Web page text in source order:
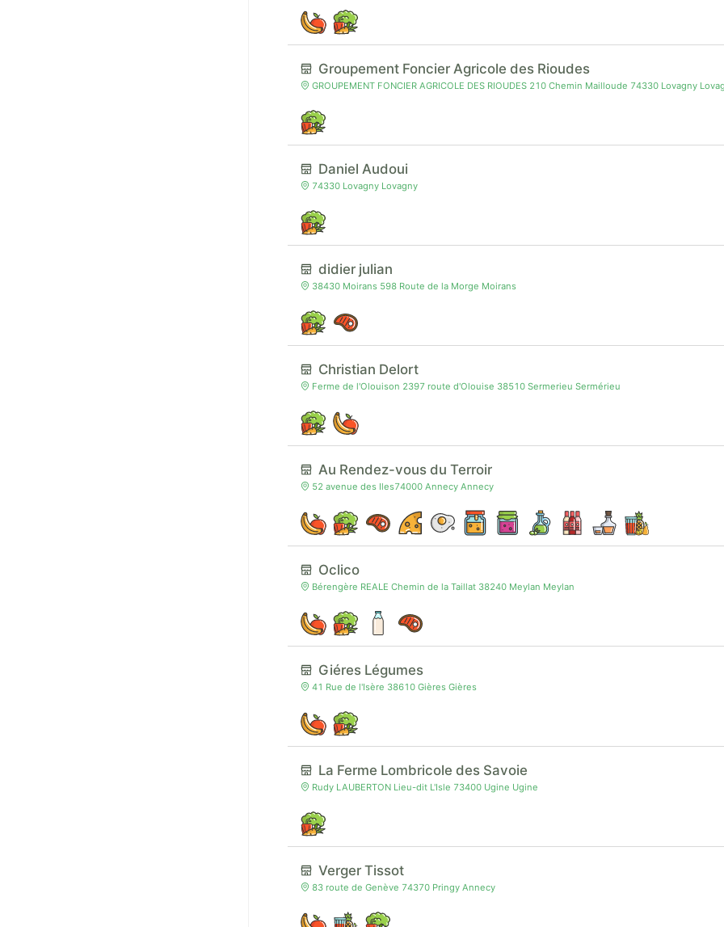
Groupement Foncier Agricole des Rioudes
GROUPEMENT FONCIER AGRICOLE DES RIOUDES 210 Chemin Mailloude 74330 Lovagny
Daniel Audoui
74330 Lovagny Lovagny
didier julian
38430 Moirans 598 Route de la Morge Moirans
Christian Delort
Ferme de l'Olouison 2397 route d'Olouise 38510 Sermerieu Sermérieu
Au Rendez-vous du Terroir
52 avenue des Iles74000 Annecy Annecy
Oclico
Bérengère REALE Chemin de la Taillat 38240 Meylan Meylan
Giéres Légumes
41 Rue de l'Isère 38610 Gières Gières
La Ferme Lombricole des Savoie
Rudy LAUBERTON Lieu-dit L'Isle 73400 Ugine Ugine
Verger Tissot
83 route de Genève 74370 Pringy Annecy